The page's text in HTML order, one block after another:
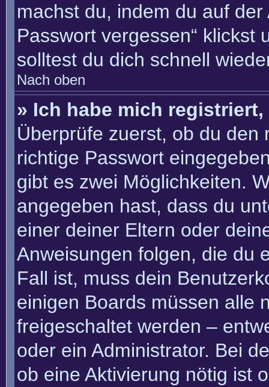
machst du, indem du auf
Passwort vergessen“ klickst
solltest du dich schnell
Nach oben
» Ich habe mich
Überprüfe zuerst, ob du den
richtige Passwort
gibt es zwei Möglichkeiten.
angegeben hast, dass du
einer deiner Eltern oder
Anweisungen folgen, die du
Fall ist, muss dein
einigen Boards müssen alle
freigeschaltet werden –
oder ein Administrator. Bei
ob eine Aktivierung nötig ist